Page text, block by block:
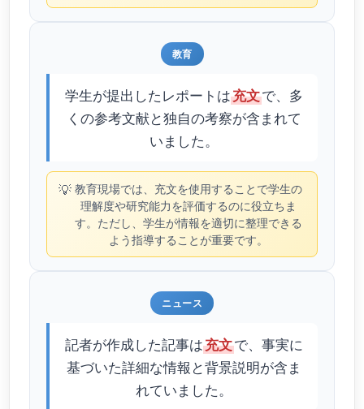
教育
学生が提出したレポートは充文で、多
くの参考文献と独自の考察が含まれて
いました。
💡 教育現場では、充文を使用することで学生の
理解度や研究能力を評価するのに役立ちま
す。ただし、学生が情報を適切に整理できる
よう指導することが重要です。
ニュース
記者が作成した記事は充文で、事実に
基づいた詳細な情報と背景説明が含ま
れていました。